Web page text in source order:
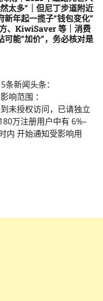
太多”｜但尼丁步道附近
年起一揽子“钱包变化”
、KiwiSaver 等｜消费
能“加价”，务必核对是
新闻头条：
响范围 ：
未授权访问，已请独立
万注册用户中有 6%–
内 开始通知受影响用